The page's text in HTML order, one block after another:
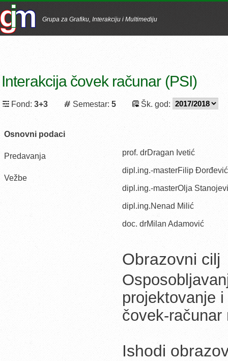
Grupa za Grafiku, Interakciju i Multimediju
Interakcija čovek računar (PSI)
Fond: 3+3 Semestar: 5 Šk. god:
Osnovni podaci
Predavanja
Vežbe
prof. drDragan Ivetić
dipl.ing.-masterFilip Đorđević
dipl.ing.-masterOlja
dipl.ing.Nenad Milić
doc. drMilan Adamović
Obrazovni cilj
projektovanje
čovek-
Ishodi